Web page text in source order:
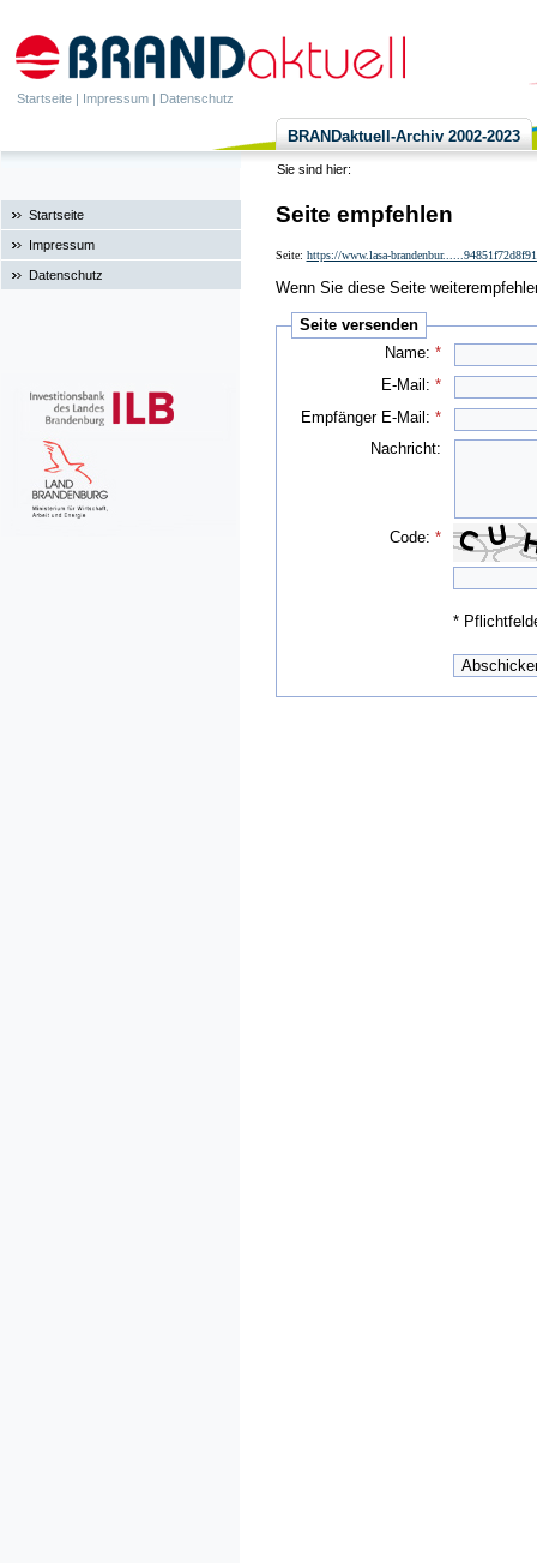
Startseite | Impressum | Datenschutz
BRANDaktuell-Archiv 2002-2023
Sie sind hier:
Startseite
Impressum
Datenschutz
Seite empfehlen
Seite: https://www.lasa-
Wenn Sie diese Seite
Seite versenden
Name:*
E-Mail:*
Empfänger E-Mail:*
Nachricht:
Code:*
*